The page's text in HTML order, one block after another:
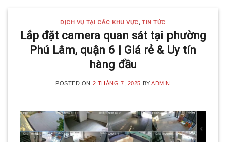
DỊCH VỤ TẠI CÁC KHU VỰC,TIN TỨC
Lắp đặt camera quan sát tại phường
Phú Lâm, quận 6 | Giá rẻ & Uy tín
hàng đầu
POSTED ON 2 THÁNG 7, 2025 BYADMIN